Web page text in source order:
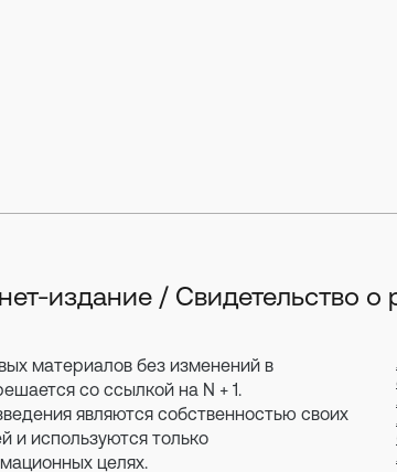
издание /
материалов без изменений в
со ссылкой на N + 1.
являются собственностью своих
и используются только
целях.